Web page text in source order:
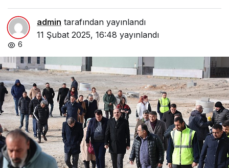
admin tarafından yayınlandı
11 Şubat 2025, 16:48 yayınlandı
6